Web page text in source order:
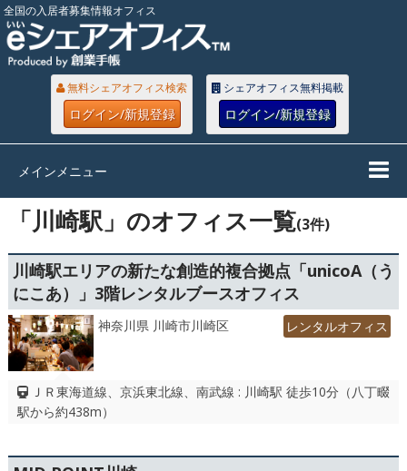
全国の入居者募集情報オフィス
無料シェアオフィス検索
ログイン/新規登録
シェアオフィス無料掲載
ログイン/新規登録
メインメニュー
「川崎駅」のオフィス一覧(3件)
川崎駅エリアの新たな創造的複合拠点「unicoA（う
にこあ）」3階レンタルブースオフィス
神奈川県 川崎市川崎区 レンタルオフィス
ＪＲ東海道線、京浜東北線、南武線 : 川崎駅 徒歩10分（八丁畷
駅から約438m）